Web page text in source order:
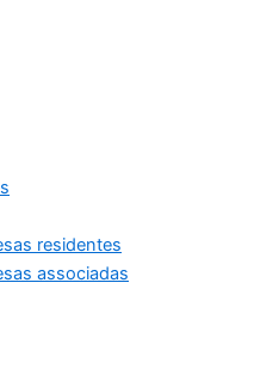
residentes
associadas